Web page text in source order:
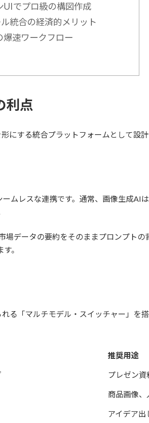
UIでプロ級の構図作成
統合の経済的メリット
爆速ワークフロー
利点
にする統合プラットフォームとして設
ムレスな連携です。通常、画像生成AI
データの要約をそのままプロンプト
。
る「マルチモデル・スイッチャー」を
推奨用途
プレゼン
商品画像、
アイデア出